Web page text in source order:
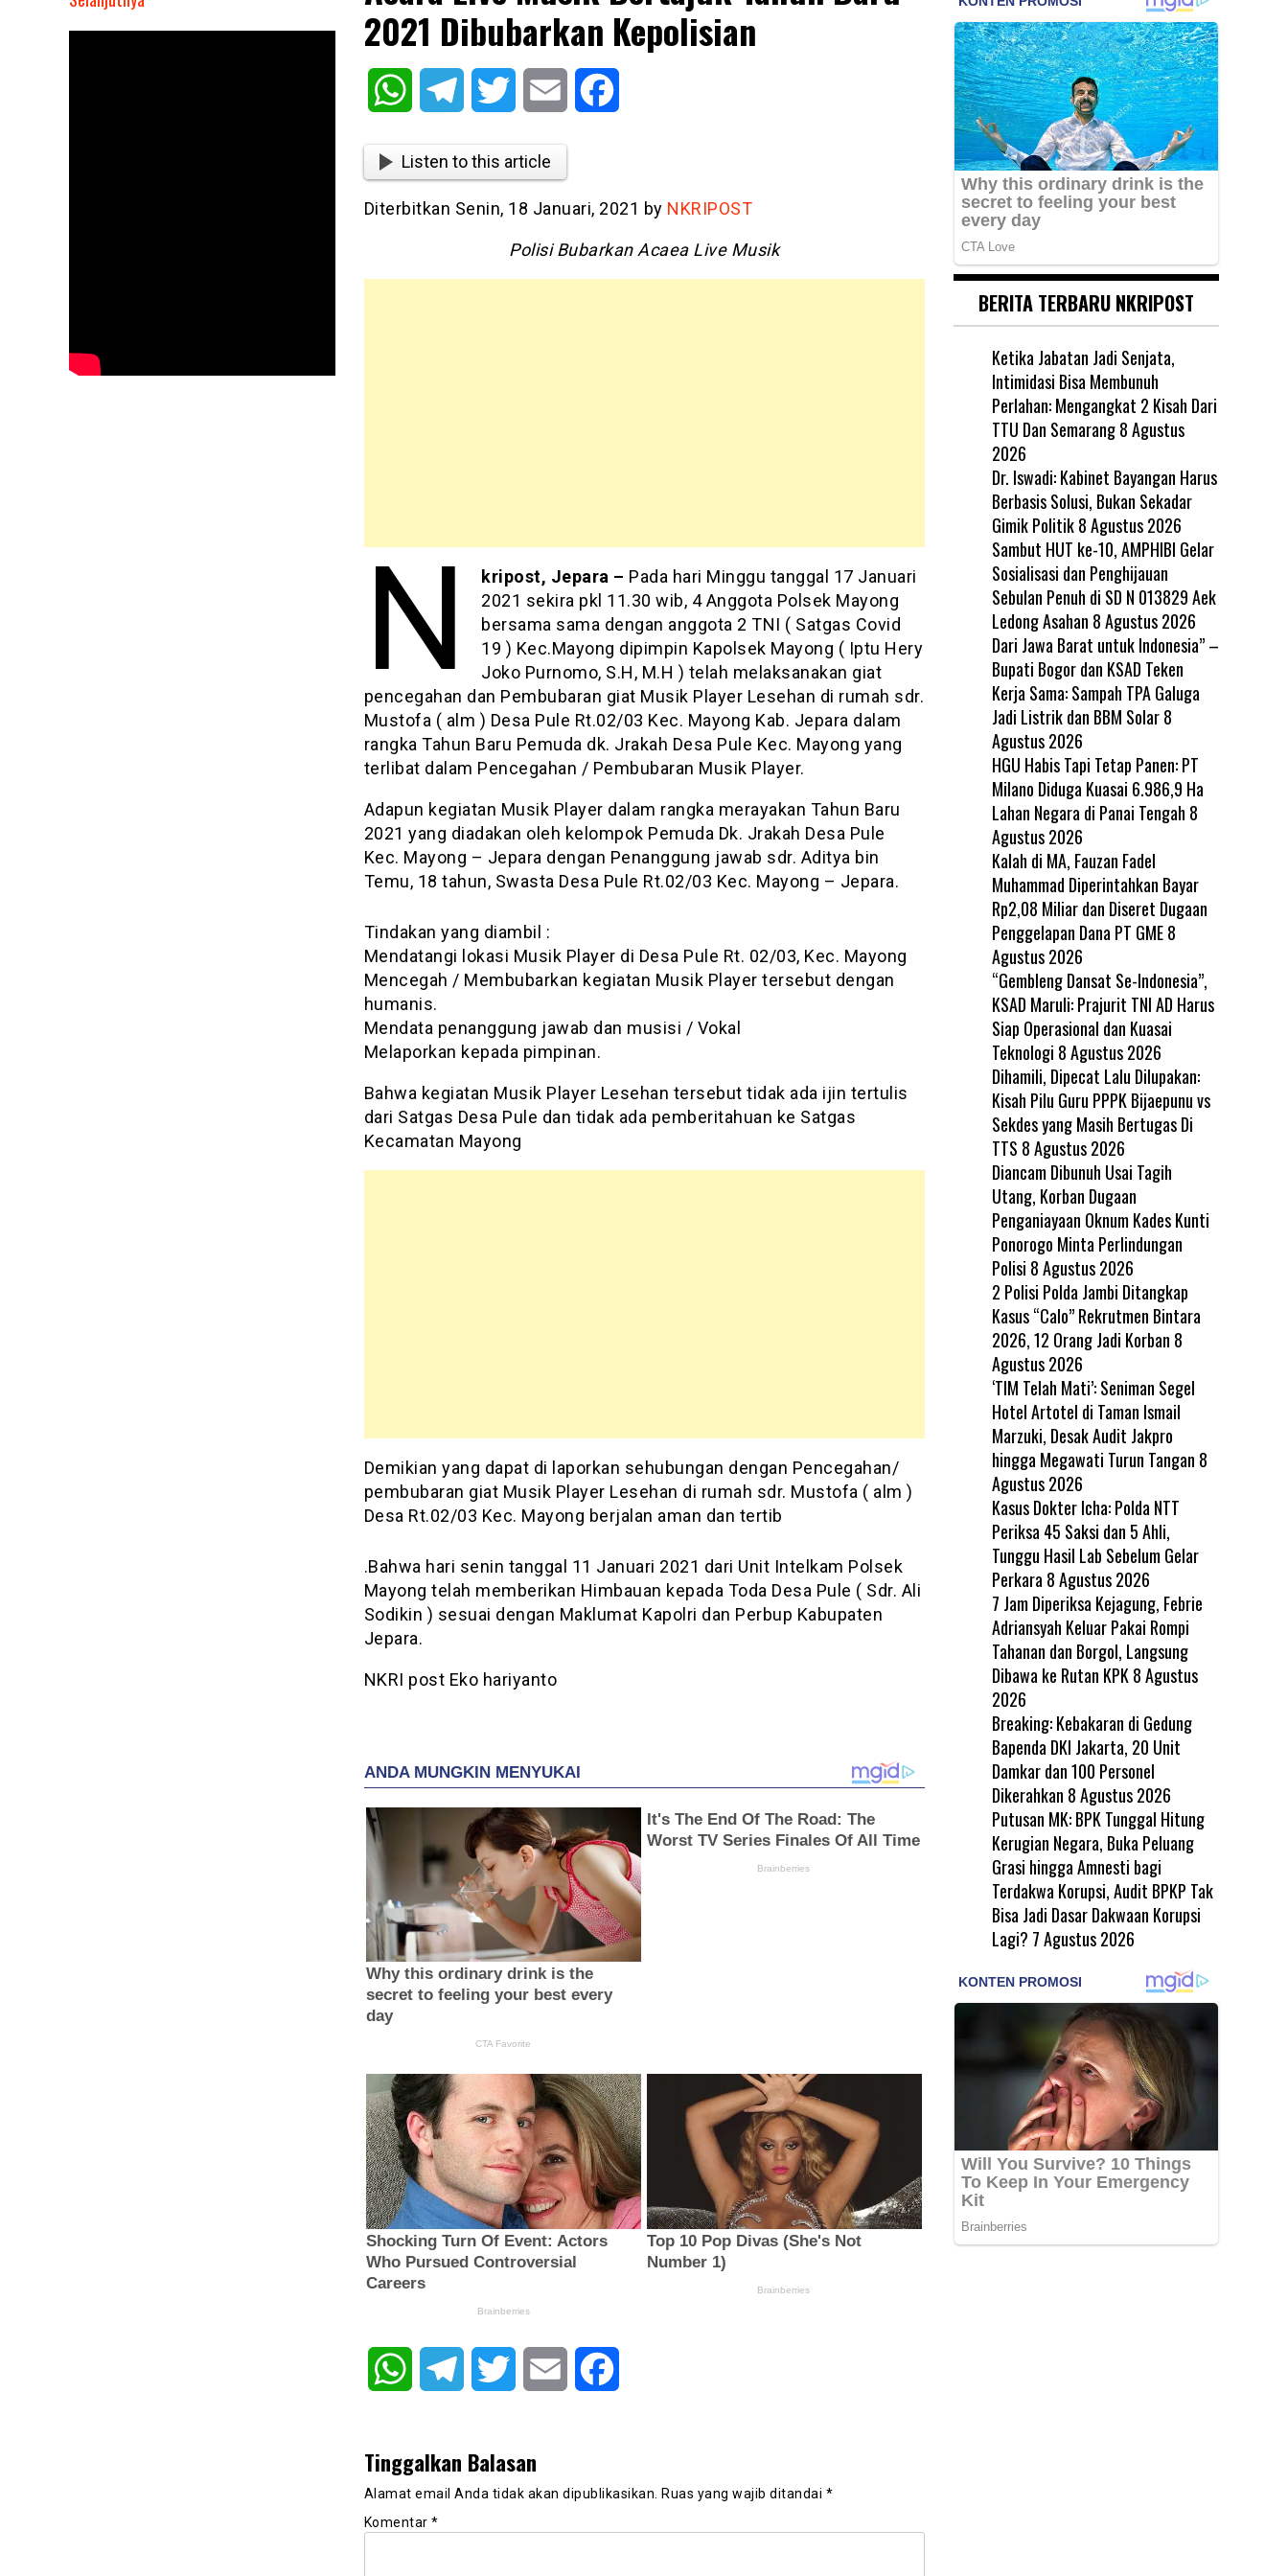
2021 Dibubarkan Kepolisian
WhatsAppTelegram Twitter Email
Listen to this article
Diterbitkan Senin, 18 Januari, 2021 by NKRIPOST
Polisi Bubarkan Acaea Live Musik
N kripost, Jepara – Pada hari Minggu tanggal 17 Januari
2021 sekira pkl 11.30 wib, 4 Anggota Polsek Mayong
bersama sama dengan anggota 2 TNI ( Satgas Covid
19 ) Kec.Mayong dipimpin Kapolsek Mayong ( Iptu Hery
Joko Purnomo, S.H, M.H ) telah melaksanakan giat
pencegahan dan Pembubaran giat Musik Player Lesehan di rumah sdr.
Mustofa ( alm ) Desa Pule Rt.02/03 Kec. Mayong Kab. Jepara dalam
rangka Tahun Baru Pemuda dk. Jrakah Desa Pule Kec. Mayong yang
terlibat dalam Pencegahan / Pembubaran Musik Player.
Adapun kegiatan Musik Player dalam rangka merayakan Tahun Baru
2021 yang diadakan oleh kelompok Pemuda Dk. Jrakah Desa Pule
Kec. Mayong – Jepara dengan Penanggung jawab sdr. Aditya bin
Temu, 18 tahun, Swasta Desa Pule Rt.02/03 Kec. Mayong – Jepara.
Tindakan yang diambil :
Mendatangi lokasi Musik Player di Desa Pule Rt. 02/03, Kec. Mayong
Mencegah / Membubarkan kegiatan Musik Player tersebut dengan
humanis.
Mendata penanggung jawab dan musisi / Vokal
Melaporkan kepada pimpinan.
Bahwa kegiatan Musik Player Lesehan tersebut tidak ada ijin tertulis
dari Satgas Desa Pule dan tidak ada pemberitahuan ke Satgas
Kecamatan Mayong
Demikian yang dapat di laporkan sehubungan dengan Pencegahan/
pembubaran giat Musik Player Lesehan di rumah sdr. Mustofa ( alm )
Desa Rt.02/03 Kec. Mayong berjalan aman dan tertib
.Bahwa hari senin tanggal 11 Januari 2021 dari Unit Intelkam Polsek
Mayong telah memberikan Himbauan kepada Toda Desa Pule ( Sdr. Ali
Sodikin ) sesuai dengan Maklumat Kapolri dan Perbup Kabupaten
Jepara.
NKRI post Eko hariyanto
WhatsAppTelegram Twitter Email
Tinggalkan Balasan
Alamat email Anda tidak akan dipublikasikan. Ruas yang wajib ditandai *
Komentar *
BERITA TERBARU NKRIPOST
Ketika Jabatan Jadi Senjata,
Intimidasi Bisa Membunuh
Perlahan: Mengangkat 2 Kisah Dari
TTU Dan Semarang 8 Agustus
2026
Dr. Iswadi: Kabinet Bayangan Harus
Berbasis Solusi, Bukan Sekadar
Gimik Politik 8 Agustus 2026
Sambut HUT ke-10, AMPHIBI Gelar
Sosialisasi dan Penghijauan
Sebulan Penuh di SD N 013829 Aek
Ledong Asahan 8 Agustus 2026
Dari Jawa Barat untuk Indonesia” –
Bupati Bogor dan KSAD Teken
Kerja Sama: Sampah TPA Galuga
Jadi Listrik dan BBM Solar 8
Agustus 2026
HGU Habis Tapi Tetap Panen: PT
Milano Diduga Kuasai 6.986,9 Ha
Lahan Negara di Panai Tengah 8
Agustus 2026
Kalah di MA, Fauzan Fadel
Muhammad Diperintahkan Bayar
Rp2,08 Miliar dan Diseret Dugaan
Penggelapan Dana PT GME 8
Agustus 2026
“Gembleng Dansat Se-Indonesia”,
KSAD Maruli: Prajurit TNI AD Harus
Siap Operasional dan Kuasai
Teknologi 8 Agustus 2026
Dihamili, Dipecat Lalu Dilupakan:
Kisah Pilu Guru PPPK Bijaepunu vs
Sekdes yang Masih Bertugas Di
TTS 8 Agustus 2026
Diancam Dibunuh Usai Tagih
Utang, Korban Dugaan
Penganiayaan Oknum Kades Kunti
Ponorogo Minta Perlindungan
Polisi 8 Agustus 2026
2 Polisi Polda Jambi Ditangkap
Kasus “Calo” Rekrutmen Bintara
2026, 12 Orang Jadi Korban 8
Agustus 2026
‘TIM Telah Mati’: Seniman Segel
Hotel Artotel di Taman Ismail
Marzuki, Desak Audit Jakpro
hingga Megawati Turun Tangan 8
Agustus 2026
Kasus Dokter Icha: Polda NTT
Periksa 45 Saksi dan 5 Ahli,
Tunggu Hasil Lab Sebelum Gelar
Perkara 8 Agustus 2026
7 Jam Diperiksa Kejagung, Febrie
Adriansyah Keluar Pakai Rompi
Tahanan dan Borgol, Langsung
Dibawa ke Rutan KPK 8 Agustus
2026
Breaking: Kebakaran di Gedung
Bapenda DKI Jakarta, 20 Unit
Damkar dan 100 Personel
Dikerahkan 8 Agustus 2026
Putusan MK: BPK Tunggal Hitung
Kerugian Negara, Buka Peluang
Grasi hingga Amnesti bagi
Terdakwa Korupsi, Audit BPKP Tak
Bisa Jadi Dasar Dakwaan Korupsi
Lagi? 7 Agustus 2026